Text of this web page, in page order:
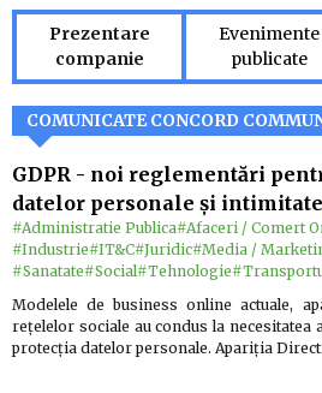
Prezentare
companie
Evenimente
publicate
COMUNICATE CONCORD
GDPR - noi reglementări
datelor personale și intimitate
#Administratie Publica#Afaceri / Comert
#Industrie#IT&C#Juridic#Media /
#Sanatate#Social#Tehnologie
Modelele de business online actuale,
rețelelor sociale au condus la
protecția datelor personale. Apariția